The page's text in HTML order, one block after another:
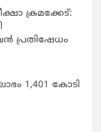
ക്രമക്കേട്:
പ്രതിഷേധം
1,401 കോടി